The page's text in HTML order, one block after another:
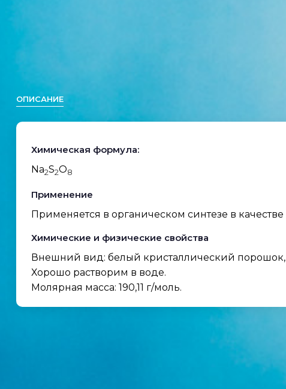
ОПИСАНИЕ
Химическая формула:
Na2S2O8
Применение
Применяется в органическом синтезе в
Химические и физические свойства
Внешний вид: белый кристаллический порошок,
Хорошо растворим в воде.
Молярная масса: 190,11 г/моль.